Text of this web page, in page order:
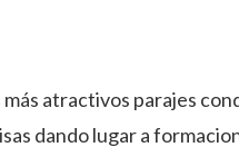
atractivos parajes
dando lugar a